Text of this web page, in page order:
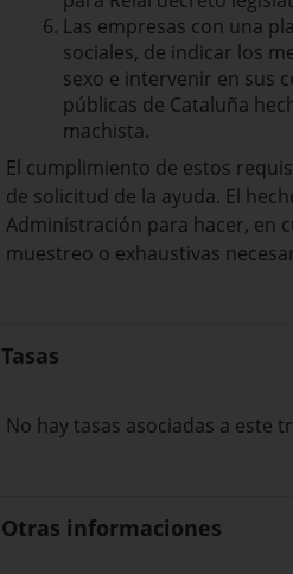
Las empresas con una
sociales, de indicar los
sexo e intervenir en sus
públicas de Cataluña
machista.
El cumplimiento de estos
de solicitud de la ayuda. El
Administración para hacer, en
muestreo o exhaustivas
Tasas
No hay tasas asociadas a este
Otras informaciones